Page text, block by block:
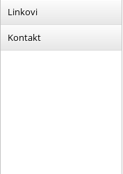
Linkovi
Kontakt